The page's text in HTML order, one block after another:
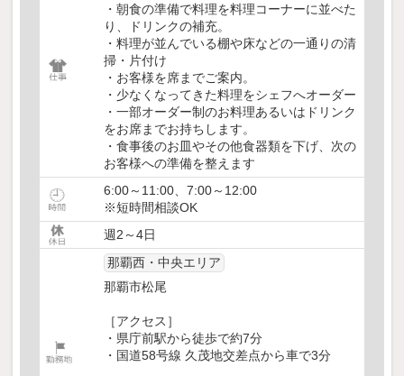
・朝食の準備で料理を料理コーナーに並べた
り、ドリンクの補充。
・料理が並んでいる棚や床などの一通りの清
掃・片付け
・お客様を席までご案内。
・少なくなってきた料理をシェフへオーダー
・一部オーダー制のお料理あるいはドリンク
をお席までお持ちします。
・食事後のお皿やその他食器類を下げ、次の
お客様への準備を整えます
6:00～11:00、7:00～12:00
※短時間相談OK
週2～4日
那覇西・中央エリア
那覇市松尾
［アクセス］
・県庁前駅から徒歩で約7分
・国道58号線 久茂地交差点から車で3分